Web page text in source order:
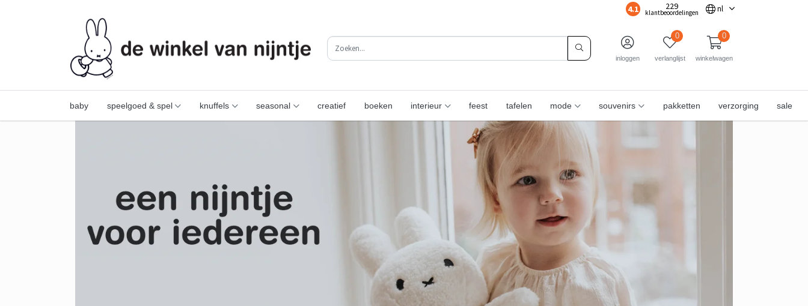
4.1 229
klantbeoordelingen nl
inloggen
0
verlanglijst
0
winkelwagen
baby speelgoed & spel knuffels seasonal creatief boeken interieur feest tafelen mode souvenirs pakketten verzorging sale